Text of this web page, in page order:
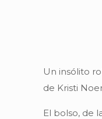
Un insólito
de Kristi
El bolso, de